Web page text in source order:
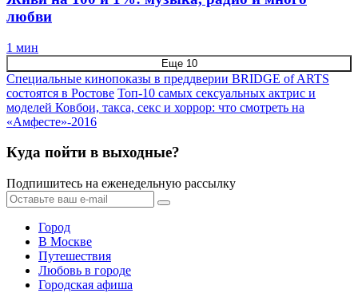
любви
1 мин
Еще 10
Специальные кинопоказы в преддверии BRIDGE of ARTS
состоятся в Ростове Топ-10 самых сексуальных актрис и
моделей Ковбои, такса, секс и хоррор: что смотреть на
«Амфесте»-2016
Куда пойти в выходные?
Подпишитесь на еженедельную рассылку
Город
В Москве
Путешествия
Любовь в городе
Городская афиша